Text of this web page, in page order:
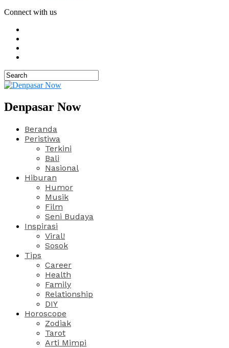
Connect with us
Denpasar Now
Beranda
Peristiwa
Terkini
Bali
Nasional
Hiburan
Humor
Musik
Film
Seni Budaya
Inspirasi
Viral!
Sosok
Tips
Career
Health
Family
Relationship
DIY
Horoscope
Zodiak
Tarot
Arti Mimpi